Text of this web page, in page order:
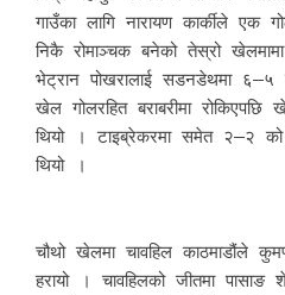
गाउँका लागि नारायण कार्कीले एक
निकै रोमाञ्चक बनेको तेस्रो
भेट्रान पोखरालाई सडनडेथमा ६–५
खेल गोलरहित बराबरीमा
थियो । टाइब्रेकरमा समेत २–२ को
थियो ।
चौथो खेलमा चावहिल काठमाडौंले
हरायो । चावहिलको जीतमा